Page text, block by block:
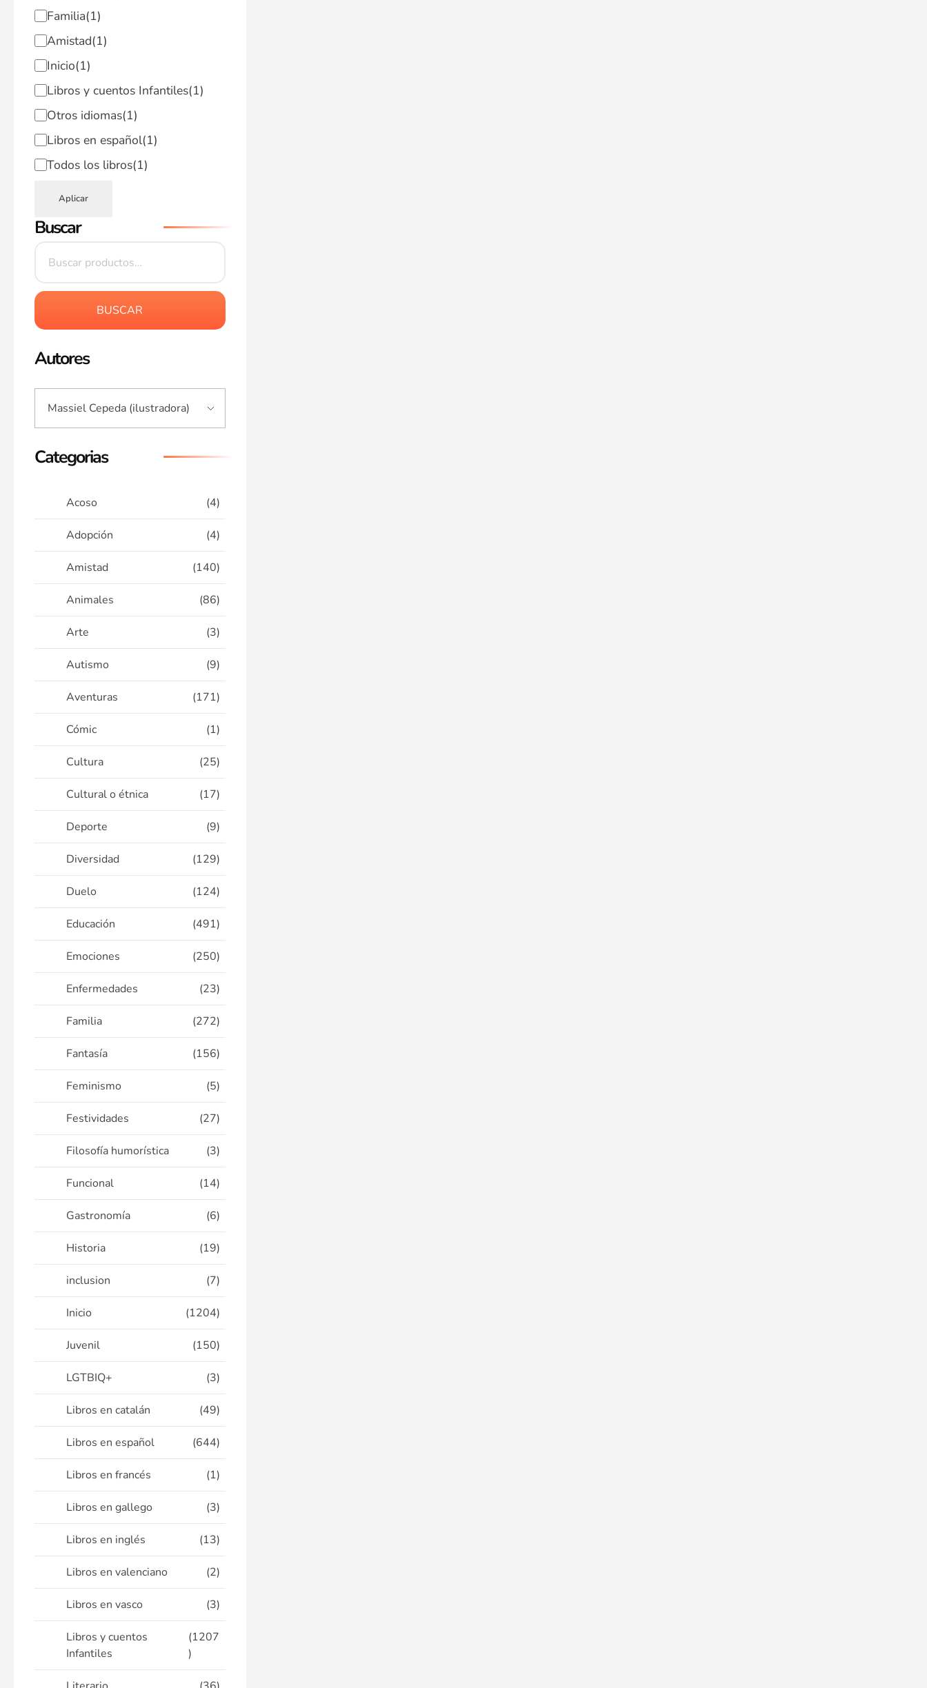
Familia(1)
Amistad(1)
Inicio(1)
Libros y cuentos Infantiles(1)
Otros idiomas(1)
Libros en español(1)
Todos los libros(1)
Aplicar
Buscar
BUSCAR
Autores
Categorias
Acoso (4)
Adopción (4)
Amistad (140)
Animales (86)
Arte (3)
Autismo (9)
Aventuras (171)
Cómic (1)
Cultura (25)
Cultural o étnica (17)
Deporte (9)
Diversidad (129)
Duelo (124)
Educación (491)
Emociones (250)
Enfermedades (23)
Familia (272)
Fantasía (156)
Feminismo (5)
Festividades (27)
Filosofía humorística (3)
Funcional (14)
Gastronomía (6)
Historia (19)
inclusion (7)
Inicio (1204)
Juvenil (150)
LGTBIQ+ (3)
Libros en catalán (49)
Libros en español (644)
Libros en francés (1)
Libros en gallego (3)
Libros en inglés (13)
Libros en valenciano (2)
Libros en vasco (3)
Libros y cuentos
Infantiles
(1207
)